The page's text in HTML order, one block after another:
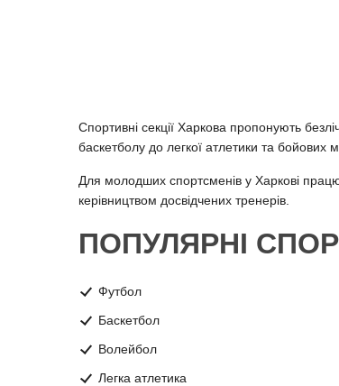
Спортивні секції Харкова пропонують
баскетболу до легкої атлетики та бойових
Для молодших спортсменів у Харкові
керівництвом досвідчених тренерів.
ПОПУЛЯРНІ
Футбол
Баскетбол
Волейбол
Легка атлетика